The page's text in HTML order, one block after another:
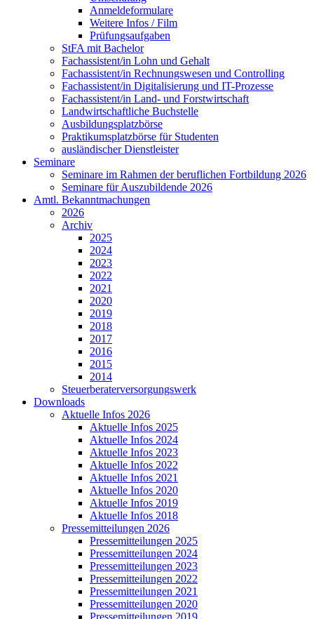
Anmeldeformulare
Weitere Infos / Film
Prüfungsaufgaben
StFA mit Bachelor
Fachassistent/in Lohn und Gehalt
Fachassistent/in Rechnungswesen und Controlling
Fachassistent/in Digitalisierung und IT-Prozesse
Fachassistent/in Land- und Forstwirtschaft
Landwirtschaftliche Buchstelle
Ausbildungsplatzbörse
Praktikumsplatzbörse für Studenten
ausländischer Dienstleister
Seminare
Seminare im Rahmen der beruflichen Fortbildung 2026
Seminare für Auszubildende 2026
Amtl. Bekanntmachungen
2026
Archiv
2025
2024
2023
2022
2021
2020
2019
2018
2017
2016
2015
2014
Steuerberaterversorgungswerk
Downloads
Aktuelle Infos 2026
Aktuelle Infos 2025
Aktuelle Infos 2024
Aktuelle Infos 2023
Aktuelle Infos 2022
Aktuelle Infos 2021
Aktuelle Infos 2020
Aktuelle Infos 2019
Aktuelle Infos 2018
Pressemitteilungen 2026
Pressemitteilungen 2025
Pressemitteilungen 2024
Pressemitteilungen 2023
Pressemitteilungen 2022
Pressemitteilungen 2021
Pressemitteilungen 2020
Pressemitteilungen 2019